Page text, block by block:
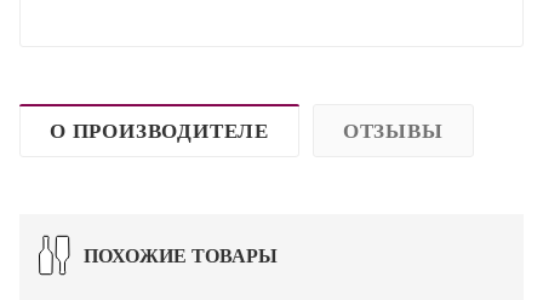
О ПРОИЗВОДИТЕЛЕ ОТЗЫВЫ
ПОХОЖИЕ ТОВАРЫ